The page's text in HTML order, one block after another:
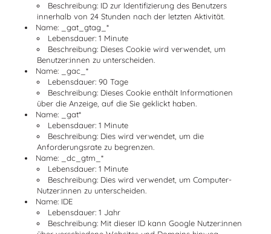
Beschreibung: ID zur Identifizierung des Benutzers
innerhalb von 24 Stunden nach der letzten Aktivität.
Name:
_gat_gtag_*
Lebensdauer: 1 Minute
Beschreibung: Dieses Cookie wird verwendet, um
Benutzer:innen zu unterscheiden.
Name:
_gac_*
Lebensdauer: 90 Tage
Beschreibung: Dieses Cookie enthält Informationen
über die Anzeige, auf die Sie geklickt haben.
Name:
_gat*
Lebensdauer: 1 Minute
Beschreibung: Dies wird verwendet, um die
Anforderungsrate zu begrenzen.
Name:
_dc_gtm_*
Lebensdauer: 1 Minute
Beschreibung: Dies wird verwendet, um Computer-
Nutzer:innen zu unterscheiden.
Name: IDE
Lebensdauer: 1 Jahr
Beschreibung: Mit dieser ID kann Google Nutzer:innen